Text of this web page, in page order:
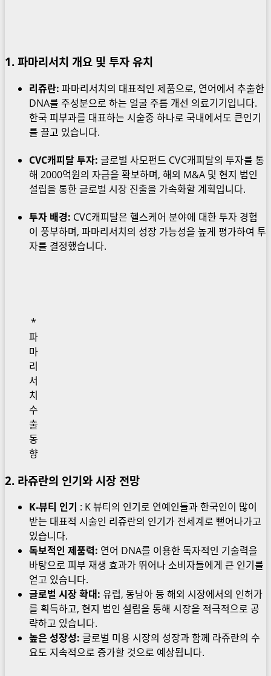
1. 파마리서치 개요 및 투자 유치
리쥬란: 파마리서치의 대표적인 제품으로, 연어에서 추출한
DNA를 주성분으로 하는 얼굴 주름 개선 의료기기입니다.
한국 피부과를 대표하는 시술중 하나로 국내에서도 큰인기
를 끌고 있습니다.
CVC캐피탈 투자: 글로벌 사모펀드 CVC캐피탈의 투자를 통
해 2000억원의 자금을 확보하며, 해외 M&A 및 현지 법인
설립을 통한 글로벌 시장 진출을 가속화할 계획입니다.
투자 배경: CVC캐피탈은 헬스케어 분야에 대한 투자 경험
이 풍부하며, 파마리서치의 성장 가능성을 높게 평가하여 투
자를 결정했습니다.
*
파
마
리
서
치
수
출
동
향
2. 라쥬란의 인기와 시장 전망
K-뷰티 인기 : K 뷰티의 인기로 연예인들과 한국인이 많이
받는 대표적 시술인 리쥬란의 인기가 전세계로 뻗어나가고
있습니다.
독보적인 제품력: 연어 DNA를 이용한 독자적인 기술력을
바탕으로 피부 재생 효과가 뛰어나 소비자들에게 큰 인기를
얻고 있습니다.
글로벌 시장 확대: 유럽, 동남아 등 해외 시장에서의 인허가
를 획득하고, 현지 법인 설립을 통해 시장을 적극적으로 공
략하고 있습니다.
높은 성장성: 글로벌 미용 시장의 성장과 함께 라쥬란의 수
요도 지속적으로 증가할 것으로 예상됩니다.